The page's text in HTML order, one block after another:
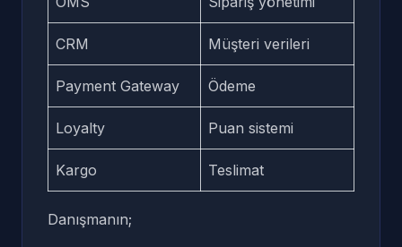
CRM Müşteri verileri
Payment Gateway Ödeme
Loyalty Puan sistemi
Kargo Teslimat
Danışmanın;